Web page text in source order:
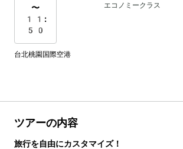
〜
11:
50
エコノミークラス
台北桃園国際空港
ツアーの内容
旅行を自由にカスタマイズ！